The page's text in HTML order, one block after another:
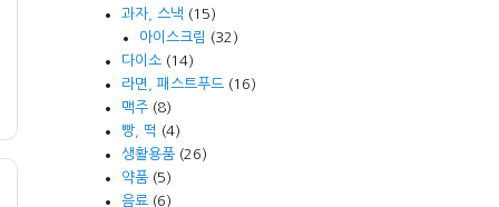
과자, 스낵 (15)
아이스크림 (32)
다이소(14)
라면, 패스트푸드(16)
맥주(8)
빵, 떡 (4)
생활용품(26)
약품(5)
음료(6)